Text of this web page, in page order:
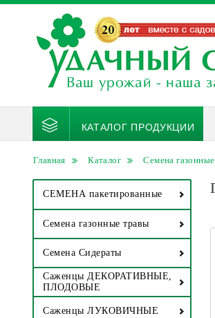
КАТАЛОГ ПРОДУКЦИИ
Главная Каталог Семена
СЕМЕНА пакетированные
Семена газонные травы
Семена Сидераты
Саженцы ДЕКОРАТИВНЫЕ,
ПЛОДОВЫЕ
Саженцы ЛУКОВИЧНЫЕ